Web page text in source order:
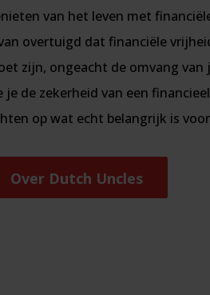
van het leven met
overtuigd dat financiële
zijn, ongeacht de omvang van
je de zekerheid van een
op wat echt belangrijk is
Over Dutch Uncles